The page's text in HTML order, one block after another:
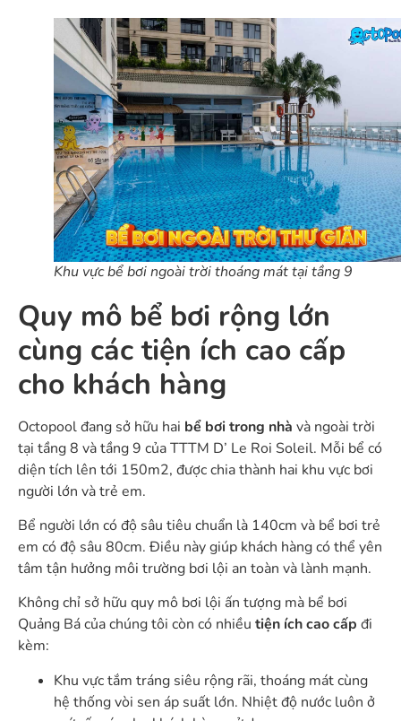
Khu vực bể bơi ngoài trời thoáng mát tại tầng 9
Quy mô bể bơi rộng lớn
cùng các tiện ích cao cấp
cho khách hàng
Octopool đang sở hữu hai bể bơi trong nhà và ngoài trời
tại tầng 8 và tầng 9 của TTTM D’ Le Roi Soleil. Mỗi bể có
diện tích lên tới 150m2, được chia thành hai khu vực bơi
người lớn và trẻ em.
Bể người lớn có độ sâu tiêu chuẩn là 140cm và bể bơi trẻ
em có độ sâu 80cm. Điều này giúp khách hàng có thể yên
tâm tận hưởng môi trường bơi lội an toàn và lành mạnh.
Không chỉ sở hữu quy mô bơi lội ấn tượng mà bể bơi
Quảng Bá của chúng tôi còn có nhiều tiện ích cao cấp đi
kèm:
Khu vực tắm tráng siêu rộng rãi, thoáng mát cùng
hệ thống vòi sen áp suất lớn. Nhiệt độ nước luôn ở